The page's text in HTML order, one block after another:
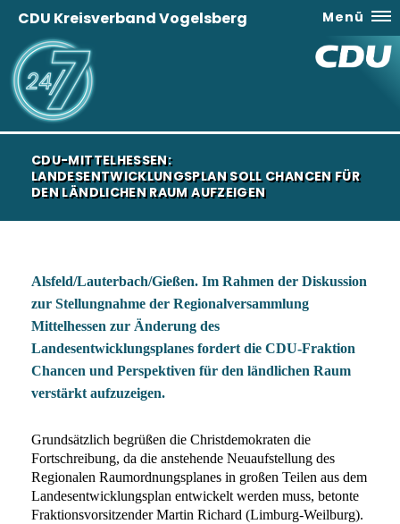
CDU Kreisverband Vogelsberg Menü
CDU-MITTELHESSEN:
LANDESENTWICKLUNGSPLAN SOLL CHANCEN FÜR
DEN LÄNDLICHEN RAUM AUFZEIGEN
Alsfeld/Lauterbach/Gießen. Im Rahmen der Diskussion
zur Stellungnahme der Regionalversammlung
Mittelhessen zur Änderung des
Landesentwicklungsplanes fordert die CDU-Fraktion
Chancen und Perspektiven für den ländlichen Raum
verstärkt aufzuzeigen.
Grundsätzlich begrüßen die Christdemokraten die
Fortschreibung, da die anstehende Neuaufstellung des
Regionalen Raumordnungsplanes in großen Teilen aus dem
Landesentwicklungsplan entwickelt werden muss, betonte
Fraktionsvorsitzender Martin Richard (Limburg-Weilburg).